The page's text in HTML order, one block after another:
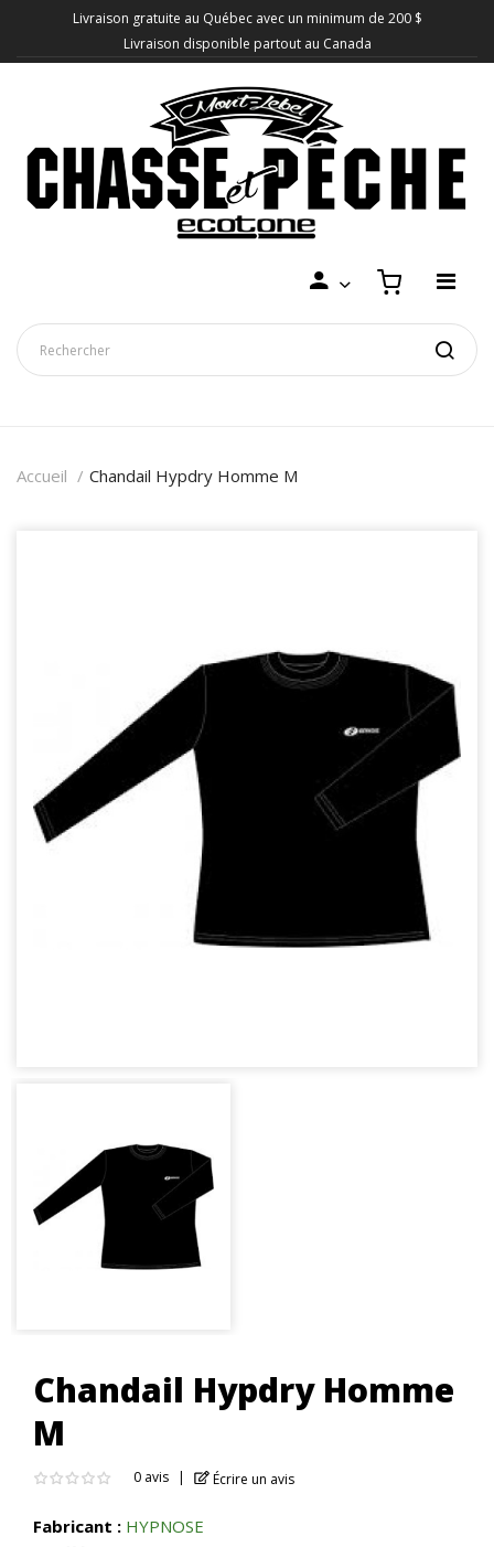
Livraison gratuite au Québec avec un minimum de 200 $
Livraison disponible partout au Canada
Accueil Chandail Hypdry Homme M
Chandail Hypdry Homme
M
0 avis Écrire un avis
Fabricant : HYPNOSE